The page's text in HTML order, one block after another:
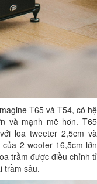
T65 và T54, có hệ
và mạnh mẽ hơn. T65
loa tweeter 2,5cm và
2 woofer 16,5cm lớn
trầm được điều chỉnh tỉ
trầm sâu.